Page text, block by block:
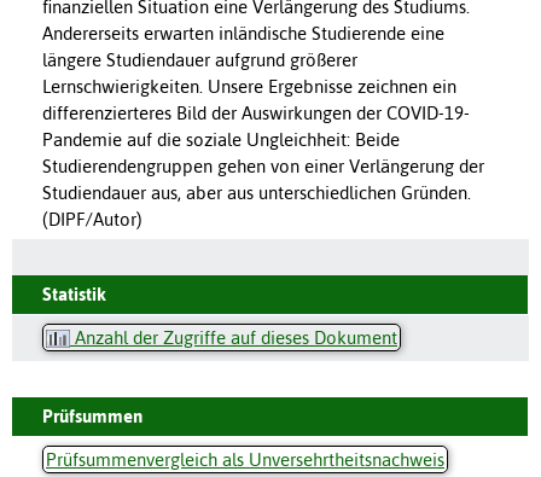
finanziellen Situation eine Verlängerung des Studiums.
Andererseits erwarten inländische Studierende eine
längere Studiendauer aufgrund größerer
Lernschwierigkeiten. Unsere Ergebnisse zeichnen ein
differenzierteres Bild der Auswirkungen der COVID-19-
Pandemie auf die soziale Ungleichheit: Beide
Studierendengruppen gehen von einer Verlängerung der
Studiendauer aus, aber aus unterschiedlichen Gründen.
(DIPF/Autor)
Statistik
Anzahl der Zugriffe auf dieses Dokument
Prüfsummen
Prüfsummenvergleich als Unversehrtheitsnachweis